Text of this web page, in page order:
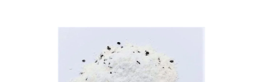
DO KUCHYNĚ